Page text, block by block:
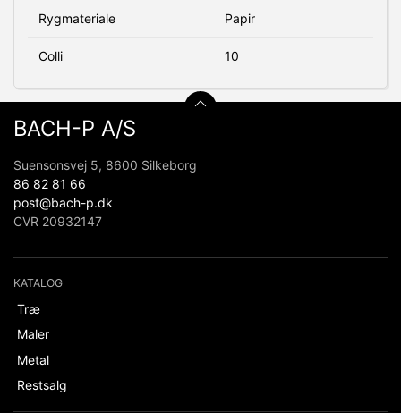
Rygmateriale Papir
Colli 10
BACH-P A/S
Suensonsvej 5, 8600 Silkeborg
86 82 81 66
post@bach-p.dk
CVR 20932147
KATALOG
Træ
Maler
Metal
Restsalg